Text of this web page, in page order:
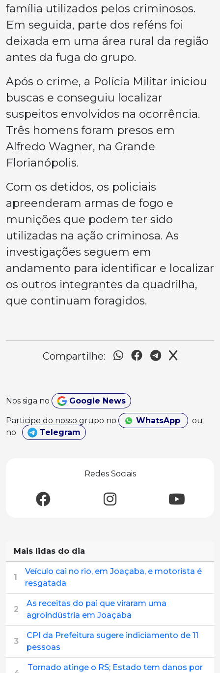
família utilizados pelos criminosos.
Em seguida, parte dos reféns foi
deixada em uma área rural da região
antes da fuga do grupo.
Após o crime, a Polícia Militar iniciou
buscas e conseguiu localizar
suspeitos envolvidos na ocorrência.
Três homens foram presos em
Alfredo Wagner, na Grande
Florianópolis.
Com os detidos, os policiais
apreenderam armas de fogo e
munições que podem ter sido
utilizadas na ação criminosa. As
investigações seguem em
andamento para identificar e localizar
os outros integrantes da quadrilha,
que continuam foragidos.
Compartilhe:
Nos siga no Google News
Participe do nosso grupo no WhatsApp
ou
no
Telegram
Redes Sociais
Mais lidas do dia
1
Veículo cai no rio, em Joaçaba, e motorista é
resgatada
2
As receitas do pai que viraram uma
agroindústria em Joaçaba
3
CPI da Prefeitura sugere indiciamento de 11
pessoas
Tornado atinge o RS; Estado tem danos por